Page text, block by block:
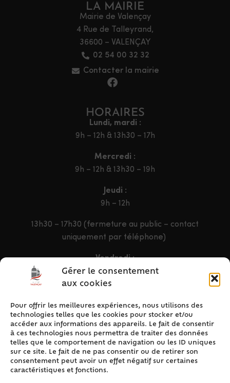
Gérer le consentement
aux cookies
Pour offrir les meilleures expériences, nous utilisons des
technologies telles que les cookies pour stocker et/ou
accéder aux informations des appareils. Le fait de consentir
à ces technologies nous permettra de traiter des données
telles que le comportement de navigation ou les ID uniques
sur ce site. Le fait de ne pas consentir ou de retirer son
consentement peut avoir un effet négatif sur certaines
caractéristiques et fonctions.
LA MAIRIE
Mairie de Valençay
4 Rue de Talleyrand,
36600 – VALENÇAY
02 54 00 32 32
Contacter la mairie
HORAIRES
Lundi, mardi :
9h – 12h & 13h30 – 17h
Mercredi :
9h – 12h & 13h30 – 19h
Jeudi :
9h – 12h
13h30 – 17h30 (fermeture au public – contact
uniquement par téléphone)
Vendredi :
9h – 12h & 13h30 – 16h30
ACCÈS RAPIDE
Accueil
Contact
Plan du site
Mentions légales